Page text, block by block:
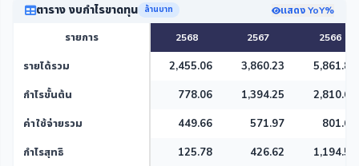
ตาราง งบกำไรขาดทุน ล้านบาท แสดง YoY%
รายการ 2568 2567 2566
รายได้รวม 2,455.06 3,860.23
5,861.85
กำไรขั้นต้น
778.06 1,394.25
2,810.63
ค่าใช้จ่ายรวม
449.66 571.97
801.68
กำไรสุทธิ
125.78 426.62
1,194.53